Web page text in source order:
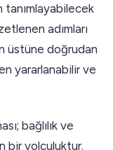
adımları
üstüne doğrudan
yararlanabilir ve
bağlılık ve
bir yolculuktur.